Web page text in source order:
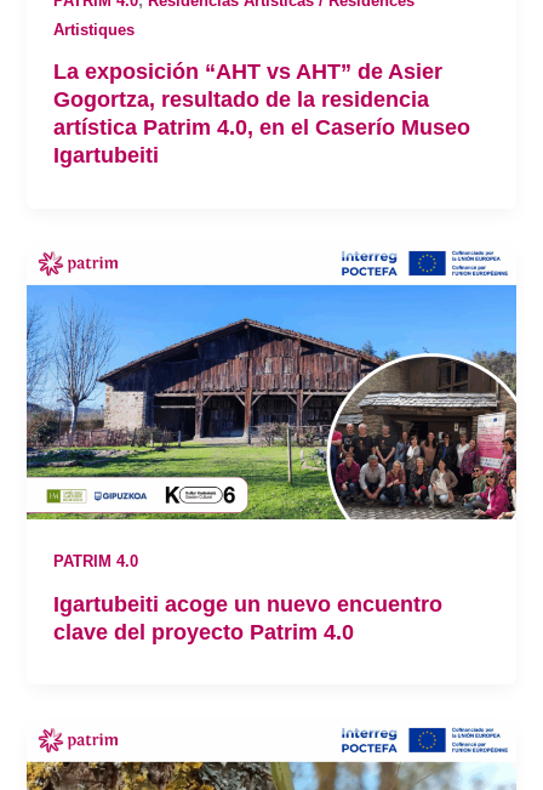
Artistiques
La exposición “AHT vs AHT” de Asier
Gogortza, resultado de la residencia
artística Patrim 4.0, en el Caserío Museo
Igartubeiti
PATRIM 4.0
Igartubeiti acoge un nuevo encuentro
clave del proyecto Patrim 4.0